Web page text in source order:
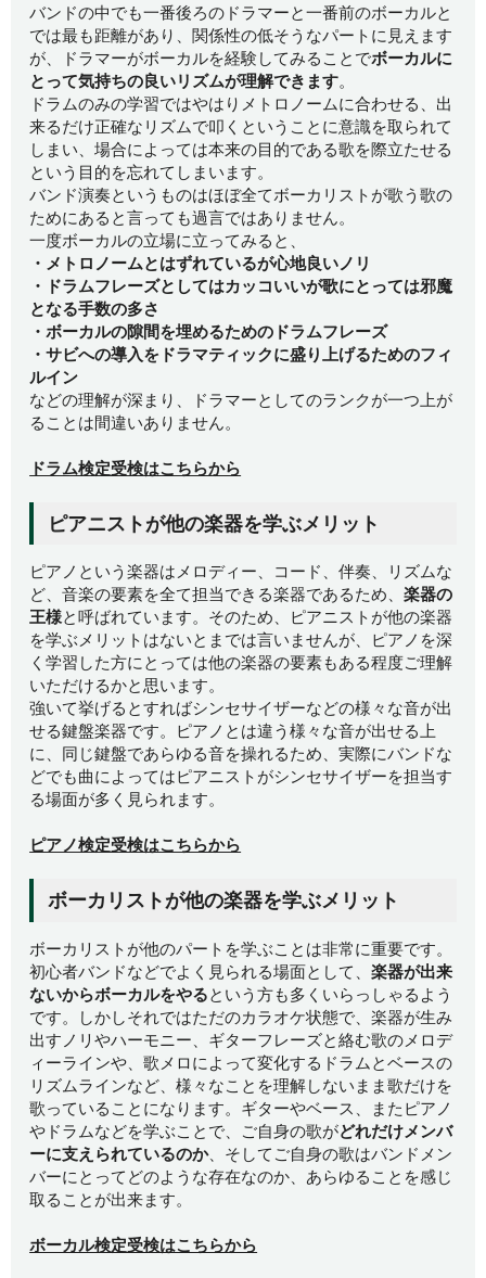
バンドの中でも一番後ろのドラマーと一番前のボーカルと
では最も距離があり、関係性の低そうなパートに見えます
が、ドラマーがボーカルを経験してみることでボーカルに
とって気持ちの良いリズムが理解できます。
ドラムのみの学習ではやはりメトロノームに合わせる、出
来るだけ正確なリズムで叩くということに意識を取られて
しまい、場合によっては本来の目的である歌を際立たせる
という目的を忘れてしまいます。
バンド演奏というものはほぼ全てボーカリストが歌う歌の
ためにあると言っても過言ではありません。
一度ボーカルの立場に立ってみると、
・メトロノームとはずれているが心地良いノリ
・ドラムフレーズとしてはカッコいいが歌にとっては邪魔
となる手数の多さ
・ボーカルの隙間を埋めるためのドラムフレーズ
・サビへの導入をドラマティックに盛り上げるためのフィ
ルイン
などの理解が深まり、ドラマーとしてのランクが一つ上が
ることは間違いありません。
ドラム検定受検はこちらから
ピアニストが他の楽器を学ぶメリット
ピアノという楽器はメロディー、コード、伴奏、リズムな
ど、音楽の要素を全て担当できる楽器であるため、楽器の
王様と呼ばれています。そのため、ピアニストが他の楽器
を学ぶメリットはないとまでは言いませんが、ピアノを深
く学習した方にとっては他の楽器の要素もある程度ご理解
いただけるかと思います。
強いて挙げるとすればシンセサイザーなどの様々な音が出
せる鍵盤楽器です。ピアノとは違う様々な音が出せる上
に、同じ鍵盤であらゆる音を操れるため、実際にバンドな
どでも曲によってはピアニストがシンセサイザーを担当す
る場面が多く見られます。
ピアノ検定受検はこちらから
ボーカリストが他の楽器を学ぶメリット
ボーカリストが他のパートを学ぶことは非常に重要です。
初心者バンドなどでよく見られる場面として、楽器が出来
ないからボーカルをやるという方も多くいらっしゃるよう
です。しかしそれではただのカラオケ状態で、楽器が生み
出すノリやハーモニー、ギターフレーズと絡む歌のメロデ
ィーラインや、歌メロによって変化するドラムとベースの
リズムラインなど、様々なことを理解しないまま歌だけを
歌っていることになります。ギターやベース、またピアノ
やドラムなどを学ぶことで、ご自身の歌がどれだけメンバ
ーに支えられているのか、そしてご自身の歌はバンドメン
バーにとってどのような存在なのか、あらゆることを感じ
取ることが出来ます。
ボーカル検定受検はこちらから